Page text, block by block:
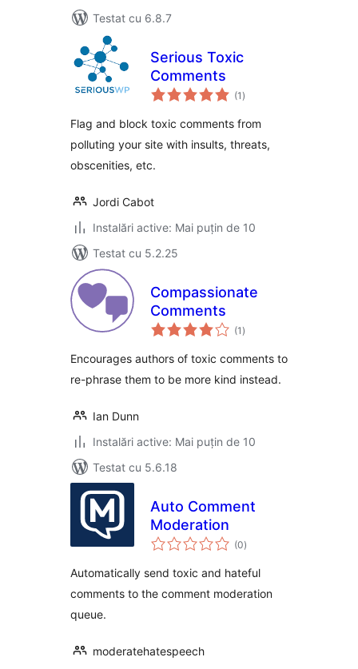
Testat cu 6.8.7
Serious Toxic
Comments
(1 total
aprecieri
)
Flag and block toxic comments from
polluting your site with insults, threats,
obscenities, etc.
Jordi Cabot
Instalări active: Mai puțin de 10
Testat cu 5.2.25
Compassionate
Comments
(1 total
aprecieri
)
Encourages authors of toxic comments to
re-phrase them to be more kind instead.
Ian Dunn
Instalări active: Mai puțin de 10
Testat cu 5.6.18
Auto Comment
Moderation
(0total
aprecieri
)
Automatically send toxic and hateful
comments to the comment moderation
queue.
moderatehatespeech